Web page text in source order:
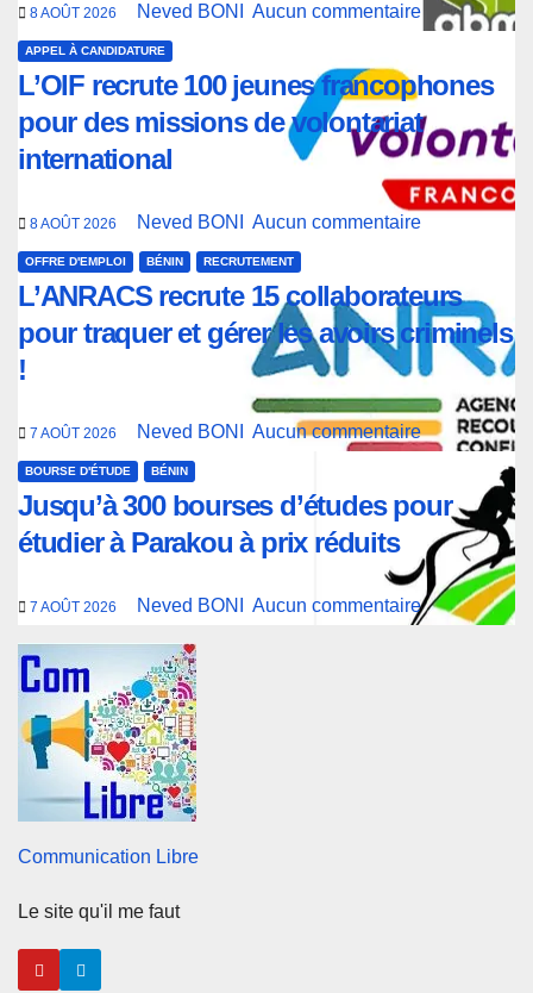
8 AOÛT 2026 Neved BONI Aucun commentaire
APPEL À CANDIDATURE
L’OIF recrute 100 jeunes francophones
pour des missions de volontariat
international
8 AOÛT 2026 Neved BONI Aucun commentaire
OFFRE D'EMPLOI BÉNIN RECRUTEMENT
L’ANRACS recrute 15 collaborateurs
pour traquer et gérer les avoirs criminels
!
7 AOÛT 2026 Neved BONI Aucun commentaire
BOURSE D'ÉTUDE BÉNIN
Jusqu’à 300 bourses d’études pour
étudier à Parakou à prix réduits
7 AOÛT 2026 Neved BONI Aucun commentaire
Communication Libre
Le site qu'il me faut